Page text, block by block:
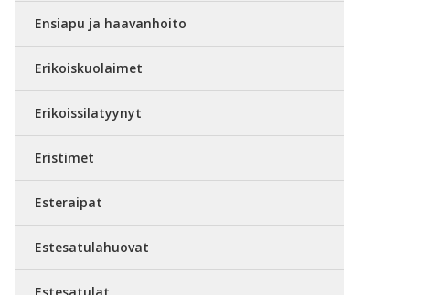
Ensiapu ja haavanhoito
Erikoiskuolaimet
Erikoissilatyynyt
Eristimet
Esteraipat
Estesatulahuovat